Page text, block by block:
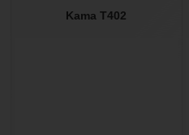
Kama T402